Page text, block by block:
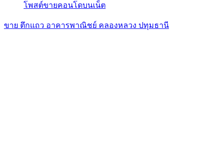
โพสต์ขายคอนโดบนเน็ต
ขาย ตึกแถว อาคารพาณิชย์ คลองหลวง ปทุมธานี